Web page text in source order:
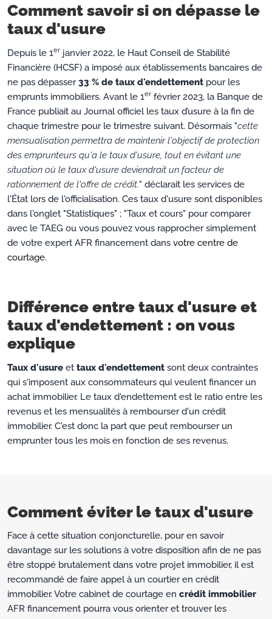
Comment savoir si on dépasse le
taux d'usure
Depuis le 1er janvier 2022, le Haut Conseil de Stabilité
Financière (HCSF) a imposé aux établissements bancaires de
ne pas dépasser33 % de taux d'endettement pour les
emprunts immobiliers. Avant le 1er février 2023, la Banque de
France publiait au Journal officiel les taux d’usure à la fin de
chaque trimestre pour le trimestre suivant. Désormais "cette
mensualisation permettra de maintenir l'objectif de protection
des emprunteurs qu'a le taux d'usure, tout en évitant une
situation où le taux d'usure deviendrait un facteur de
rationnement de l'offre de crédit." déclarait les services de
l'État lors de l'officialisation. Ces taux d'usure sont disponibles
dans l'onglet "Statistiques" ; "Taux et cours" pour comparer
avec le TAEG ou vous pouvez vous rapprocher simplement
de votre expert AFR financement dans votre centre de
courtage.
Différence entre taux d'usure et
taux d'endettement : on vous
explique
Taux d'usure et taux d'endettement sont deux contraintes
qui s'imposent aux consommateurs qui veulent financer un
achat immobilier. Le taux d'endettement est le ratio entre les
revenus et les mensualités à rembourser d'un crédit
immobilier. C'est donc la part que peut rembourser un
emprunter tous les mois en fonction de ses revenus.
Comment éviter le taux d'usure
Face à cette situation conjoncturelle, pour en savoir
davantage sur les solutions à votre disposition afin de ne pas
être stoppé brutalement dans votre projet immobilier, il est
recommandé de faire appel à un courtier en crédit
immobilier. Votre cabinet de courtage en crédit immobilier
AFR financement pourra vous orienter et trouver les